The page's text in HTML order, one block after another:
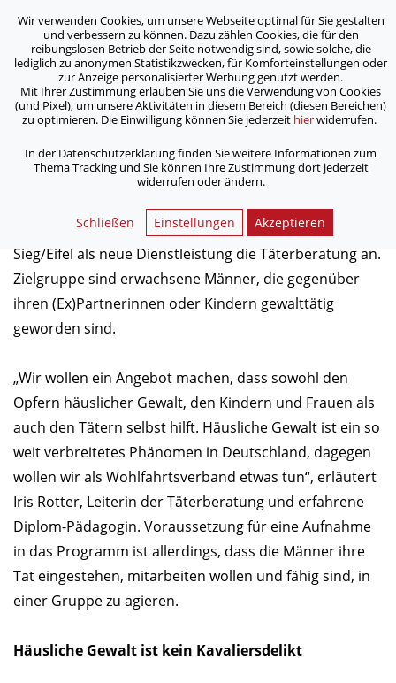
ASB Bonn/Rhein-Sieg/Eifel e.V.
bewegt Menschen
Home / Aktuelles / Neu beim ASB: Täterberatung
Neu beim ASB: Täterberatung
Ab dem 1. Dezember bietet der ASB Bonn/Rhein-
Sieg/Eifel als neue Dienstleistung die Täterberatung an.
Zielgruppe sind erwachsene Männer, die gegenüber
ihren (Ex)Partnerinnen oder Kindern gewalttätig
geworden sind.
„Wir wollen ein Angebot machen, dass sowohl den
Opfern häuslicher Gewalt, den Kindern und Frauen als
auch den Tätern selbst hilft. Häusliche Gewalt ist ein so
weit verbreitetes Phänomen in Deutschland, dagegen
wollen wir als Wohlfahrtsverband etwas tun“, erläutert
Iris Rotter, Leiterin der Täterberatung und erfahrene
Diplom-Pädagogin. Voraussetzung für eine Aufnahme
in das Programm ist allerdings, dass die Männer ihre
Tat eingestehen, mitarbeiten wollen und fähig sind, in
einer Gruppe zu agieren.
Häusliche Gewalt ist kein Kavaliersdelikt
Wir verwenden Cookies, um unsere Webseite optimal für Sie gestalten
und verbessern zu können. Dazu zählen Cookies, die für den
reibungslosen Betrieb der Seite notwendig sind, sowie solche, die
lediglich zu anonymen Statistikzwecken, für Komforteinstellungen oder
zur Anzeige personalisierter Werbung genutzt werden.
Mit Ihrer Zustimmung erlauben Sie uns die Verwendung von Cookies
(und Pixel), um unsere Aktivitäten in diesem Bereich (diesen Bereichen)
zu optimieren. Die Einwilligung können Sie jederzeit hierwiderrufen.
In der Datenschutzerklärung finden Sie weitere Informationen zum
Thema Tracking und Sie können Ihre Zustimmung dort jederzeit
widerrufen oder ändern.
Schließen Einstellungen Akzeptieren